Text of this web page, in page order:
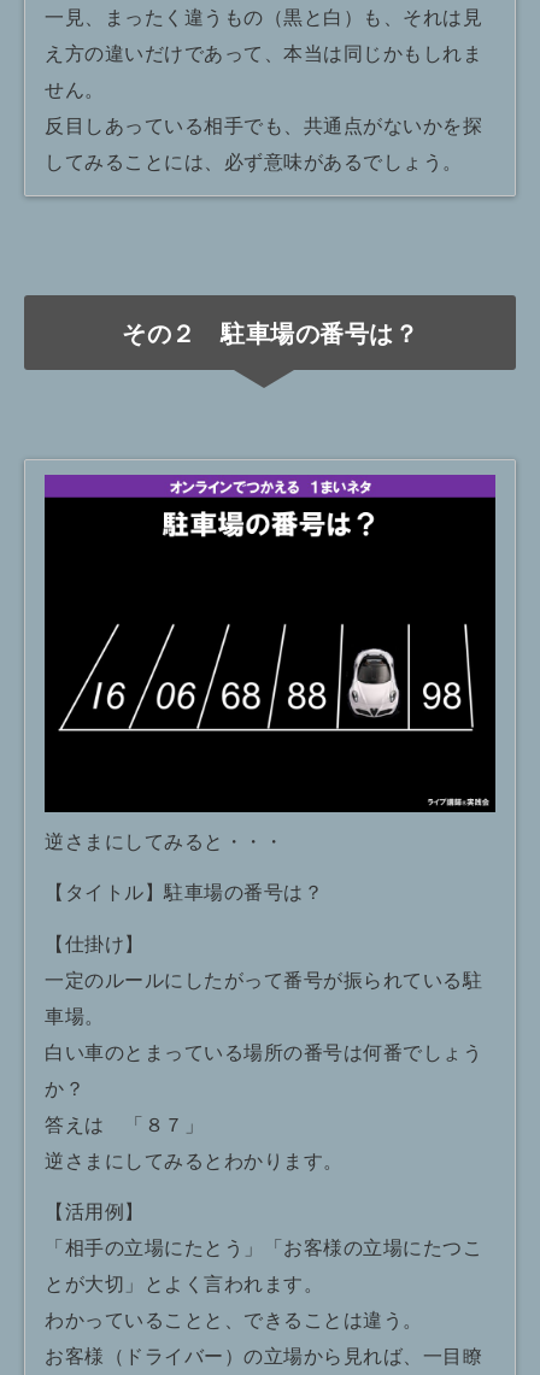
一見、まったく違うもの（黒と白）も、それは見
え方の違いだけであって、本当は同じかもしれま
せん。
反目しあっている相手でも、共通点がないかを探
してみることには、必ず意味があるでしょう。
その２ 駐車場の番号は？
逆さまにしてみると・・・
【タイトル】駐車場の番号は？
【仕掛け】
一定のルールにしたがって番号が振られている駐
車場。
白い車のとまっている場所の番号は何番でしょう
か？
答えは 「８７」
逆さまにしてみるとわかります。
【活用例】
「相手の立場にたとう」「お客様の立場にたつこ
とが大切」とよく言われます。
わかっていることと、できることは違う。
お客様（ドライバー）の立場から見れば、一目瞭